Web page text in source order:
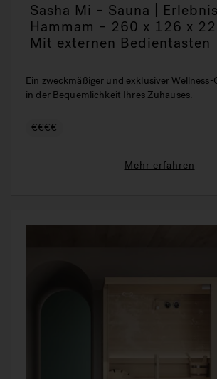
Sasha Mi – Sauna |
Hammam – 260 x 126 x
Mit externen Bedientasten
Ein zweckmäßiger und exklusiver
in der Bequemlichkeit Ihres Zuhauses.
€€€€
Mehr erfahren